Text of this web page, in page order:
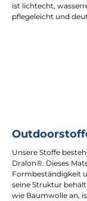
ist lichtecht,
pflegeleicht und
Unsere Stoffe
Dralon®. Dieses
Formbeständigkeit
seine Struktur
wie Baumwolle an,